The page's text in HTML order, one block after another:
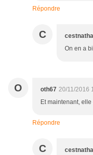
Répondre
C
On en a
O oth67 20/11/2016
Et maintenant,
Répondre
C